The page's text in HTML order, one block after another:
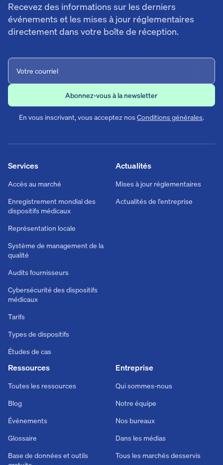
Recevez des informations sur les derniers
événements et les mises à jour réglementaires
directement dans votre boîte de réception.
En vous inscrivant, vous acceptez nosConditions générales.
Actualités
Mises à jour réglementaires
Actualités de l'entreprise
Services
Accès au marché
Enregistrement mondial des
dispositifs médicaux
Représentation locale
Système de management de la
qualité
Audits fournisseurs
Cybersécurité des dispositifs
médicaux
Tarifs
Types de dispositifs
Études de cas
Ressources
Toutes les ressources
Blog
Événements
Glossaire
Base de données et outils
Entreprise
Qui sommes-nous
Notre équipe
Nos bureaux
Dans les médias
Tous les marchés desservis